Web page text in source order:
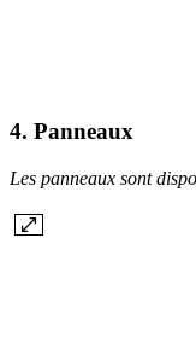
4. Panneaux
Les panneaux sont